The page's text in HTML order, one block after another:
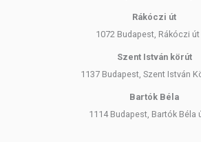
Rákóczi út
1072 Budapest, Rákóczi út
Szent István körút
1137 Budapest, Szent István
Bartók Béla
1114 Budapest, Bartók Béla